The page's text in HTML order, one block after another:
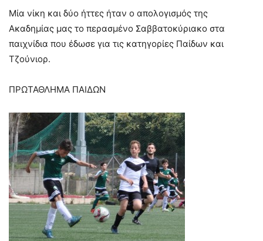
Μία νίκη και δύο ήττες ήταν ο απολογισμός της
Ακαδημίας μας το περασμένο Σαββατοκύριακο στα
παιχνίδια που έδωσε για τις κατηγορίες Παίδων και
Τζούνιορ.
ΠΡΩΤΑΘΛΗΜΑ ΠΑΙΔΩΝ